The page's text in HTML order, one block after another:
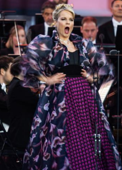
öffnen/schließen